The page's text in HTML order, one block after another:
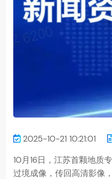
2025-10-21 10:21:01
10月16日，江苏首颗地质
过境成像，传回高清影像